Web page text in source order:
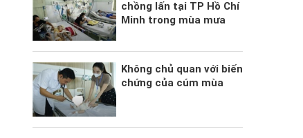
chồng lấn tại TP Hồ Chí
Minh trong mùa mưa
Không chủ quan với biến
chứng của cúm mùa